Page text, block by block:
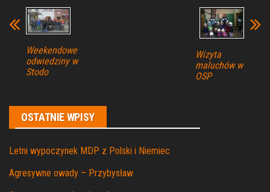
Weekendowe
odwiedziny w
Stodo
Wizyta
maluchów w
OSP
OSTATNIE WPISY
Letni wypoczynek MDP z Polski i Niemiec
Agresywne owady – Przybysław